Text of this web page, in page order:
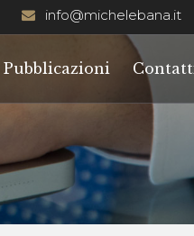
info@michelebana.it
Pubblicazioni